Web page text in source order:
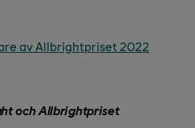
av Allbrightpriset 2022
och Allbrightpriset